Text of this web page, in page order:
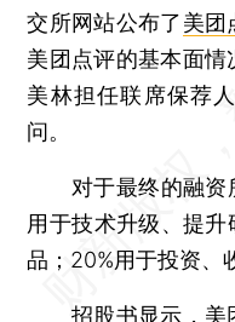
交所网站公布了美团
美团点评的基本面情
美林担任联席保荐人
问。
对于最终的融资
用于技术升级、提
品；20%用于投资、
招股书显示，美团